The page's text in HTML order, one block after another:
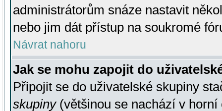
administrátorům snáze nastavit
nebo jim dát přístup na soukromé
Návrat nahoru
Jak se mohu zapojit do
Připojit se do uživatelské skupiny
skupiny(většinou se nachází v horní